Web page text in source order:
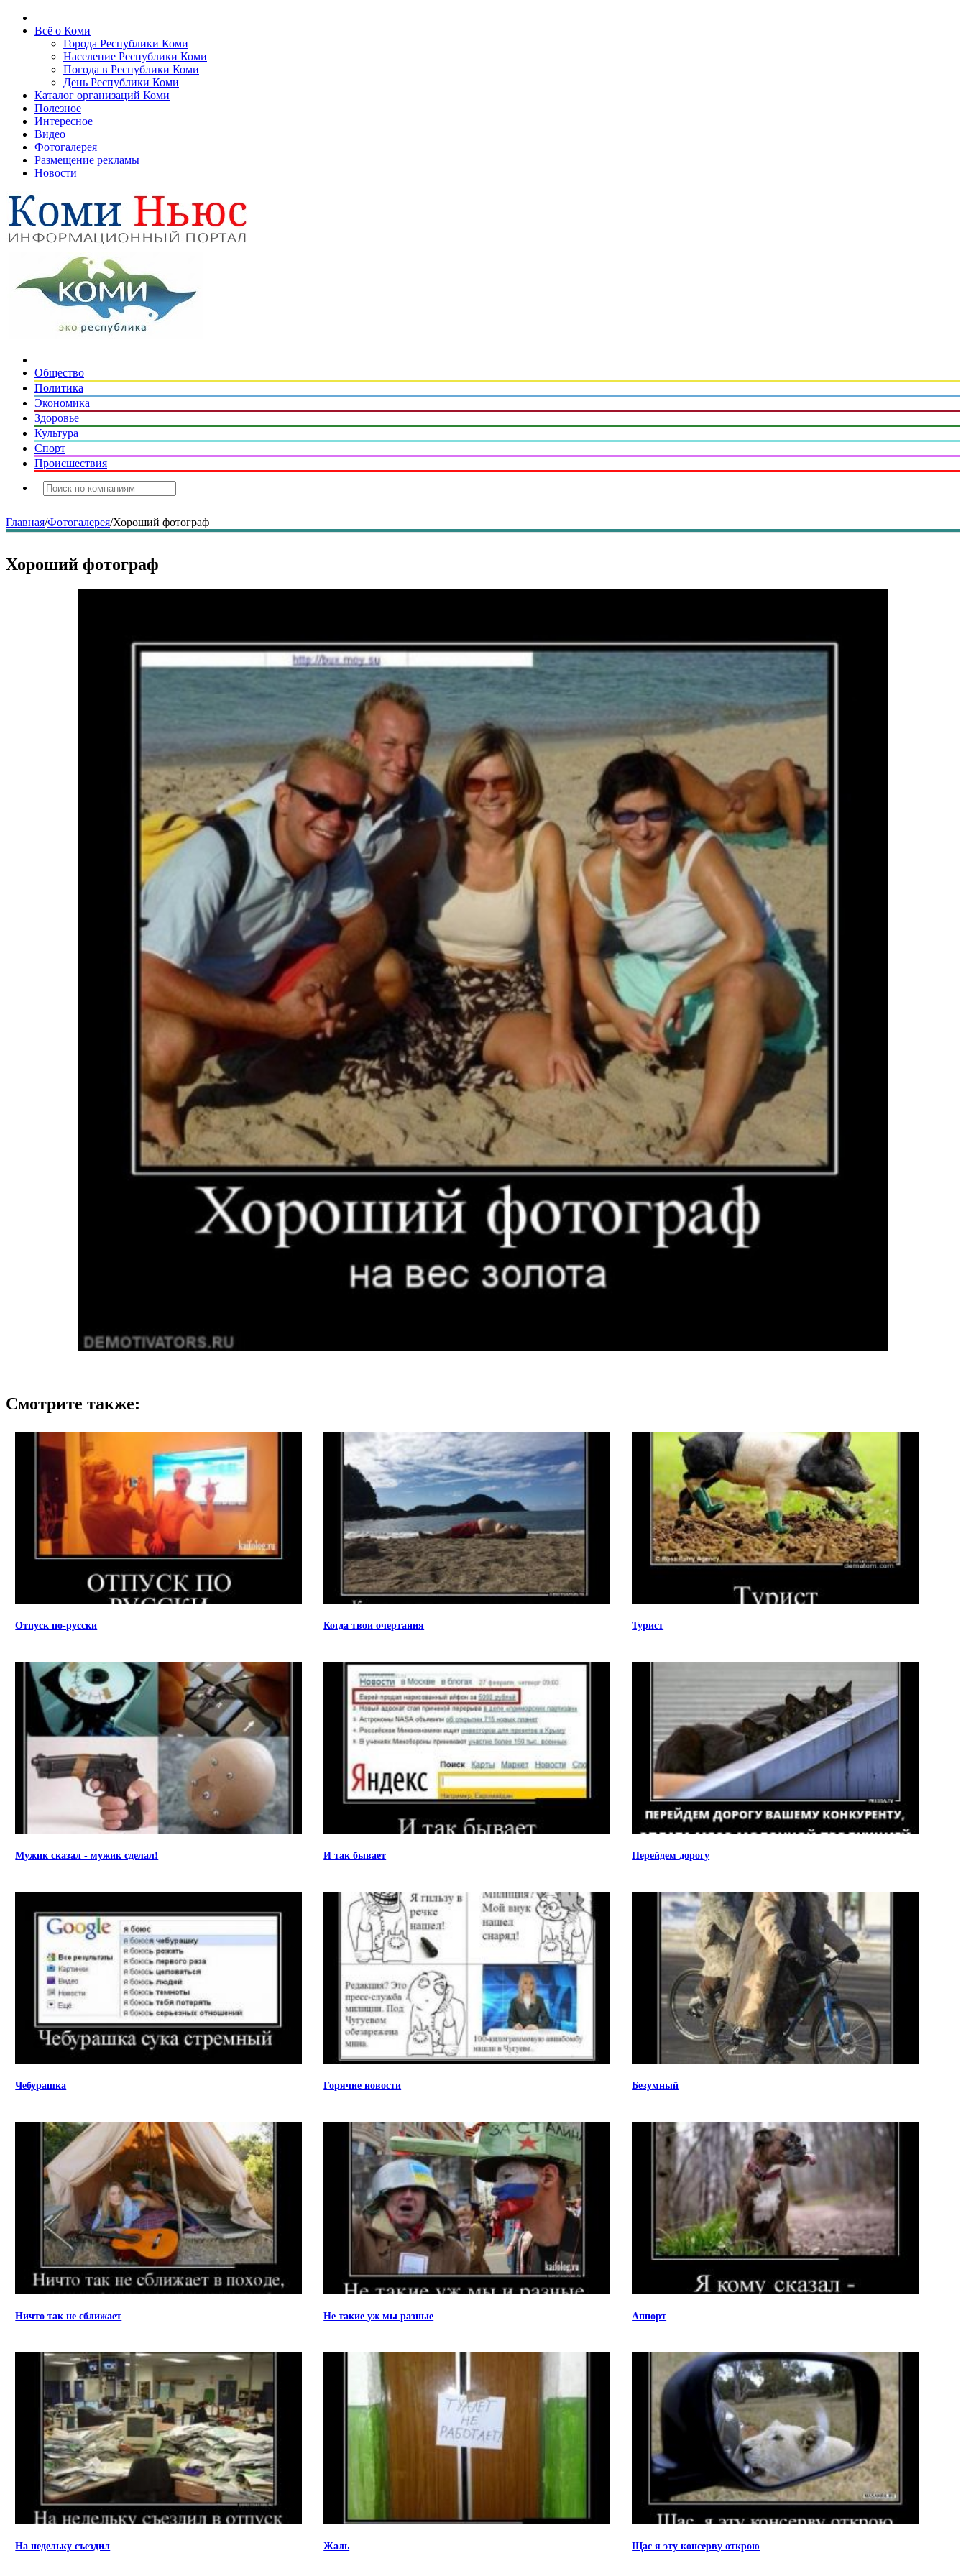
Всё о Коми
Города Республики Коми
Население Республики Коми
Погода в Республики Коми
День Республики Коми
Каталог организаций Коми
Полезное
Интересное
Видео
Фотогалерея
Размещение рекламы
Новости
Общество
Политика
Экономика
Здоровье
Культура
Спорт
Происшествия
Главная/Фотогалерея/Хороший фотограф
Хороший фотограф
Смотрите также:
Отпуск по-русски Когда твои очертания Турист
Мужик сказал - мужик сделал! И так бывает Перейдем дорогу
Чебурашка Горячие новости Безумный
Ничто так не сближает Не такие уж мы разные Аппорт
На недельку съездил Жаль Щас я эту консерву открою